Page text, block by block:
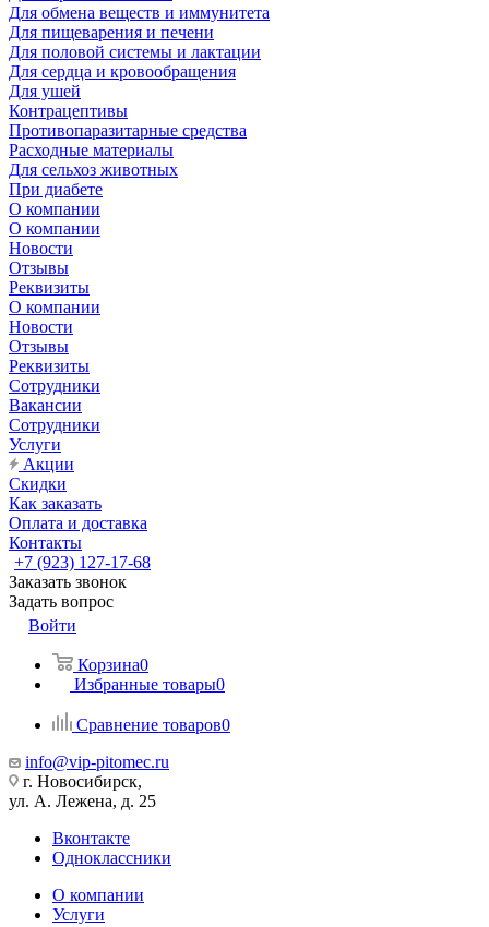
Для обмена веществ и иммунитета
Для пищеварения и печени
Для половой системы и лактации
Для сердца и кровообращения
Для ушей
Контрацептивы
Противопаразитарные средства
Расходные материалы
Для сельхоз животных
При диабете
О компании
О компании
Новости
Отзывы
Реквизиты
О компании
Новости
Отзывы
Реквизиты
Сотрудники
Вакансии
Сотрудники
Услуги
Акции
Скидки
Как заказать
Оплата и доставка
Контакты
+7 (923) 127-17-68
Заказать звонок
Задать вопрос
Войти
Корзина0
Избранные товары0
Сравнение товаров0
info@vip-pitomec.ru
г. Новосибирск,
ул. А. Лежена, д. 25
Вконтакте
Одноклассники
О компании
Услуги